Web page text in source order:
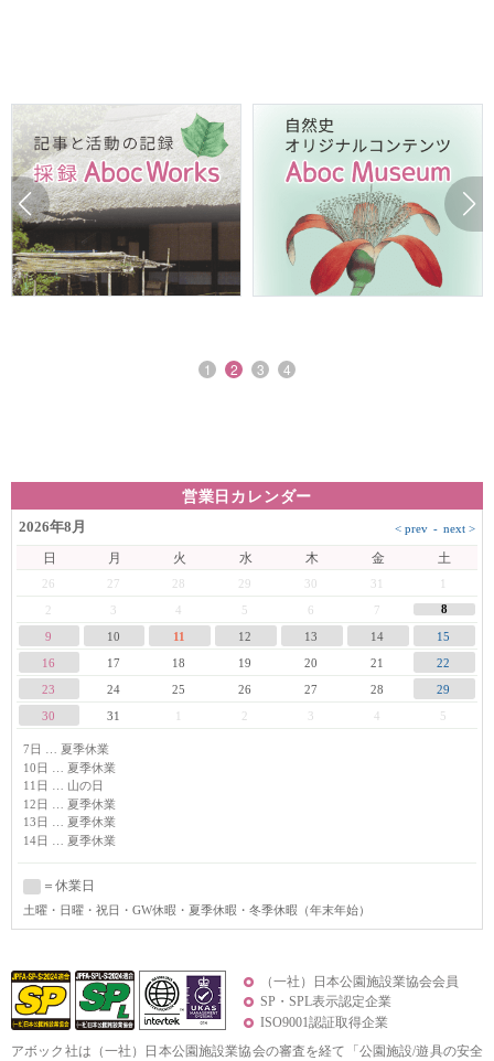
1 2 3 4
営業日カレンダー
2026年8月
日 月 火 水 木 金 土
26 27 28 29 30 31
1
3 4 5 6 7 8
9 10 11 12 13 14
15
16
17 18 19 20 21
22
23
24 25 26 27 28
29
30
31 1 3 4 5
7日 … 夏季休業
10日 … 夏季休業
11日 … 山の日
12日 … 夏季休業
13日 … 夏季休業
14日 … 夏季休業
＝休業日
土曜・日曜・祝日・GW休暇・夏季休暇・冬季休暇（年末年始）
（一社）日本公園施設業協会会員
SP・SPL表示認定企業
ISO9001認証取得企業
アボック社は（一社）日本公園施設業協会の審査を経て「公園施設/遊具の安全